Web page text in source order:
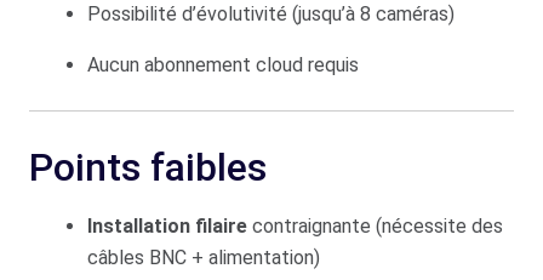
Possibilité d’évolutivité (jusqu’à 8 caméras)
Aucun abonnement cloud requis
Points faibles
Installation filaire contraignante (nécessite des
câbles BNC + alimentation)